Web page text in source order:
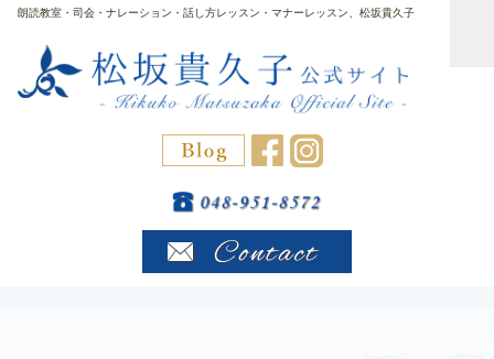
朗読教室・司会・ナレーション・話し方レッスン・マナーレッスン、松坂貴久子